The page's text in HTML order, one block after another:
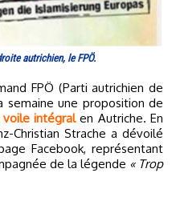
autrichien, le FPÖ.
une proposition de
intégralen Autriche. En
Christian Strache a dévoilé
Facebook, représentant
de la légende « Trop